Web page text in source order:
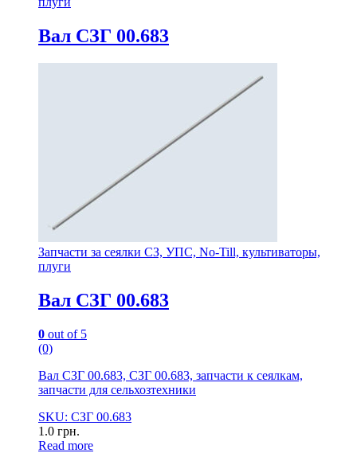
Вал СЗГ 00.683
Запчасти за сеялки СЗ, УПС, No-Till, культиваторы,
плуги
Вал СЗГ 00.683
0 out of 5
(0)
Вал СЗГ 00.683, СЗГ 00.683, запчасти к сеялкам,
запчасти для сельхозтехники
SKU: СЗГ 00.683
1.0 грн.
Read more